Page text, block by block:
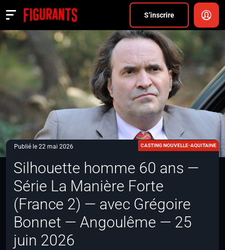
S’inscrire
Actualités
ANNONCER
S’inscrire
CONNEXION
Publié le 22 mai 2026
CASTING NOUVELLE-AQUITAINE
Silhouette homme 60 ans —
Série La Manière Forte
(France 2) — avec Grégoire
Bonnet — Angoulême — 25
juin 2026